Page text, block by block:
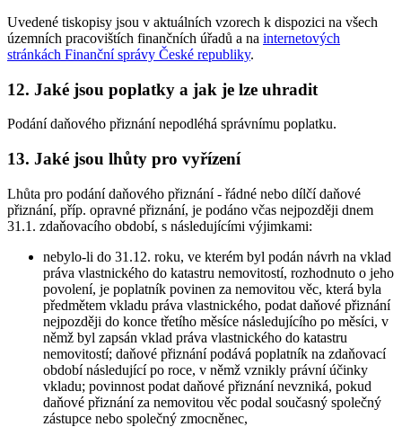
Uvedené tiskopisy jsou v aktuálních vzorech k dispozici na všech
územních pracovištích finančních úřadů a na internetových
stránkách Finanční správy České republiky.
12. Jaké jsou poplatky a jak je lze uhradit
Podání daňového přiznání nepodléhá správnímu poplatku.
13. Jaké jsou lhůty pro vyřízení
Lhůta pro podání daňového přiznání - řádné nebo dílčí daňové
přiznání, příp. opravné přiznání, je podáno včas nejpozději dnem
31.1. zdaňovacího období, s následujícími výjimkami:
nebylo-li do 31.12. roku, ve kterém byl podán návrh na vklad
práva vlastnického do katastru nemovitostí, rozhodnuto o jeho
povolení, je poplatník povinen za nemovitou věc, která byla
předmětem vkladu práva vlastnického, podat daňové přiznání
nejpozději do konce třetího měsíce následujícího po měsíci, v
němž byl zapsán vklad práva vlastnického do katastru
nemovitostí; daňové přiznání podává poplatník na zdaňovací
období následující po roce, v němž vznikly právní účinky
vkladu; povinnost podat daňové přiznání nevzniká, pokud
daňové přiznání za nemovitou věc podal současný společný
zástupce nebo společný zmocněnec,